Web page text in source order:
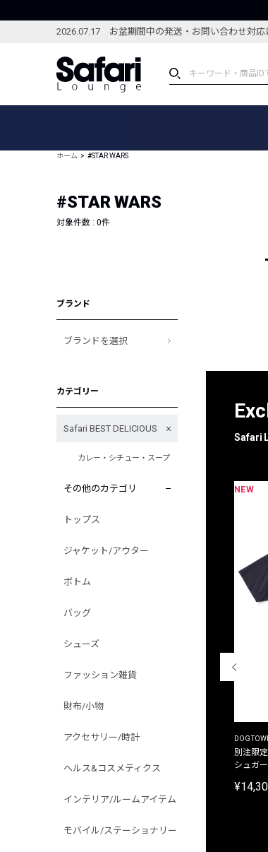
2026.07.17 お盆期間中の発送・お問い合わせ対応
ブランドから探す
新着アイテム
編集部のおすすめアイテム
ホーム #STAR WARS
#STAR WARS
対象件数 : 0件
ブランド
ブランドを選択
カテゴリー
Safari BEST DELICIOUS
カレー・シチュー・スープ
その他のカテゴリ
トップス
ジャケット/アウター
ボトム
バッグ
シューズ
ファッション雑貨
財布/小物
アクセサリー/時計
ヘルス&コスメティクス
インテリア/ルームアイテム
モバイル/ステーショナリー
Safari
THE DUFFER OF ST.GEORGE
プリントTシャツ
NEW
別注限
シュガ